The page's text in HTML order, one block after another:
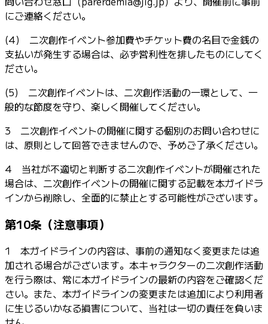
にご連絡ください。
(4) 二次創作イベント参加費やチケット費の名目で金銭の
支払いが発生する場合は、必ず営利性を排したものにしてく
ださい。
(5) 二次創作イベントは、二次創作活動の一環として、一
般的な節度を守り、楽しく開催してください。
3 二次創作イベントの開催に関する個別のお問い合わせに
は、原則として回答できませんので、予めご了承ください。
4 当社が不適切と判断する二次創作イベントが開催された
場合は、二次創作イベントの開催に関する記載を本ガイドラ
インから削除し、全面的に禁止とする可能性がございます。
第10条（注意事項）
1 本ガイドラインの内容は、事前の通知なく変更または追
加される場合がございます。本キャラクターの二次創作活動
を行う際は、常に本ガイドラインの最新の内容をご確認くだ
さい。また、本ガイドラインの変更または追加により利用者
に生じるいかなる損害について、当社は一切の責任を負いま